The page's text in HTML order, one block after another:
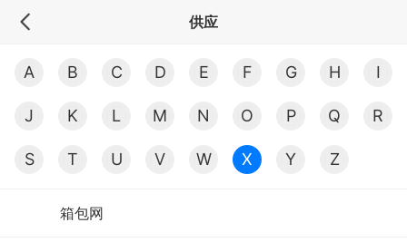
供应
A B C D E F G H I
J K L M N O P Q R
S T U V W X Y Z
箱包网